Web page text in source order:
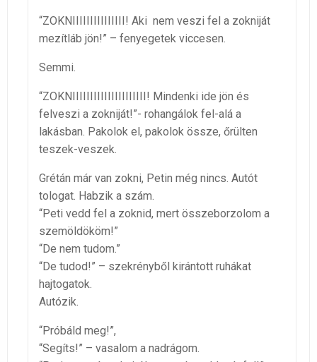
“ZOKNIIIIIIIIIIIIIII! Aki nem veszi fel a zokniját
mezítláb jön!” – fenyegetek viccesen.
Semmi.
“ZOKNIIIIIIIIIIIIIIIIIIIII! Mindenki ide jön és
felveszi a zokniját!”- rohangálok fel-alá a
lakásban. Pakolok el, pakolok össze, őrülten
teszek-veszek.
Grétán már van zokni, Petin még nincs. Autót
tologat. Habzik a szám.
“Peti vedd fel a zoknid, mert összeborzolom a
szemöldököm!”
“De nem tudom.”
“De tudod!” – szekrényből kirántott ruhákat
hajtogatok.
Autózik.
“Próbáld meg!”,
“Segíts!” – vasalom a nadrágom.